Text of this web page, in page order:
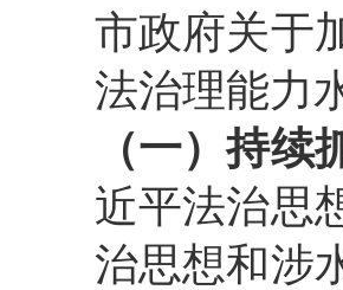
市政府关于
法治理能力
（一）持
近平法治思
治思想和涉